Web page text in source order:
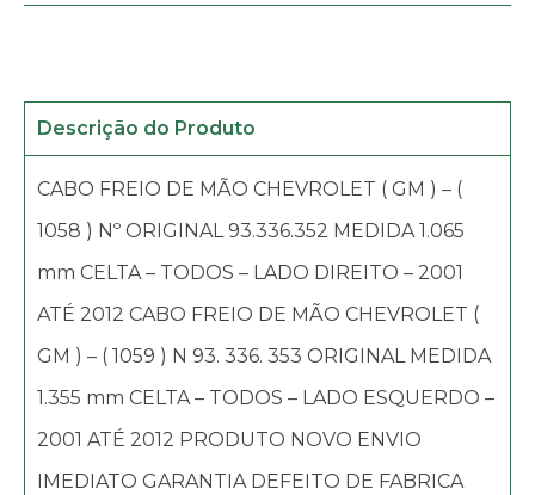
Descrição do Produto
CABO FREIO DE MÃO CHEVROLET ( GM ) – (
1058 ) Nº ORIGINAL 93.336.352 MEDIDA 1.065
mm CELTA – TODOS – LADO DIREITO – 2001
ATÉ 2012 CABO FREIO DE MÃO CHEVROLET (
GM ) – ( 1059 ) N 93. 336. 353 ORIGINAL MEDIDA
1.355 mm CELTA – TODOS – LADO ESQUERDO –
2001 ATÉ 2012 PRODUTO NOVO ENVIO
IMEDIATO GARANTIA DEFEITO DE FABRICA